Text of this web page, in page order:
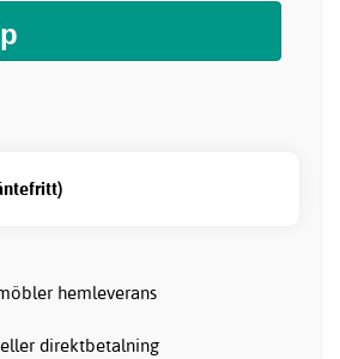
hemleverans
direktbetalning